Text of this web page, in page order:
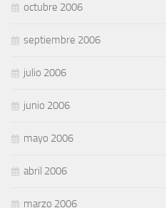
octubre 2006
septiembre 2006
julio 2006
junio 2006
mayo 2006
abril 2006
marzo 2006